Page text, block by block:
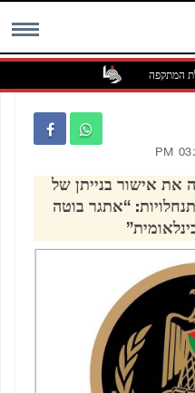
את אישור בנייתן של
“אתגר בוטה